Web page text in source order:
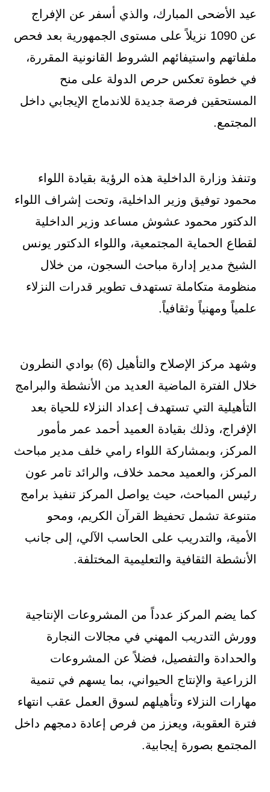
عيد الأضحى المبارك، والذي أسفر عن الإفراج
عن 1090 نزيلاً على مستوى الجمهورية بعد فحص
ملفاتهم واستيفائهم الشروط القانونية المقررة،
في خطوة تعكس حرص الدولة على منح
المستحقين فرصة جديدة للاندماج الإيجابي داخل
المجتمع.
وتنفذ وزارة الداخلية هذه الرؤية بقيادة اللواء
محمود توفيق وزير الداخلية، وتحت إشراف اللواء
الدكتور محمود عشوش مساعد وزير الداخلية
لقطاع الحماية المجتمعية، واللواء الدكتور يونس
الشيخ مدير إدارة مباحث السجون، من خلال
منظومة متكاملة تستهدف تطوير قدرات النزلاء
علمياً ومهنياً وثقافياً.
وشهد مركز الإصلاح والتأهيل (6) بوادي النطرون
خلال الفترة الماضية العديد من الأنشطة والبرامج
التأهيلية التي تستهدف إعداد النزلاء للحياة بعد
الإفراج، وذلك بقيادة العميد أحمد عمر مأمور
المركز، وبمشاركة اللواء رامي خلف مدير مباحث
المركز، والعميد محمد خلاف، والرائد تامر عون
رئيس المباحث، حيث يواصل المركز تنفيذ برامج
متنوعة تشمل تحفيظ القرآن الكريم، ومحو
الأمية، والتدريب على الحاسب الآلي، إلى جانب
الأنشطة الثقافية والتعليمية المختلفة.
كما يضم المركز عدداً من المشروعات الإنتاجية
وورش التدريب المهني في مجالات النجارة
والحدادة والتفصيل، فضلاً عن المشروعات
الزراعية والإنتاج الحيواني، بما يسهم في تنمية
مهارات النزلاء وتأهيلهم لسوق العمل عقب انتهاء
فترة العقوبة، ويعزز من فرص إعادة دمجهم داخل
المجتمع بصورة إيجابية.